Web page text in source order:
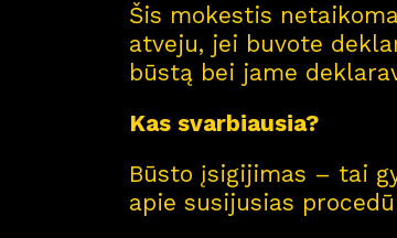
Šis mokestis
atveju, jei buvote
būstą bei jame
Kas svarbiausia?
Būsto įsigijimas – tai
apie susijusias